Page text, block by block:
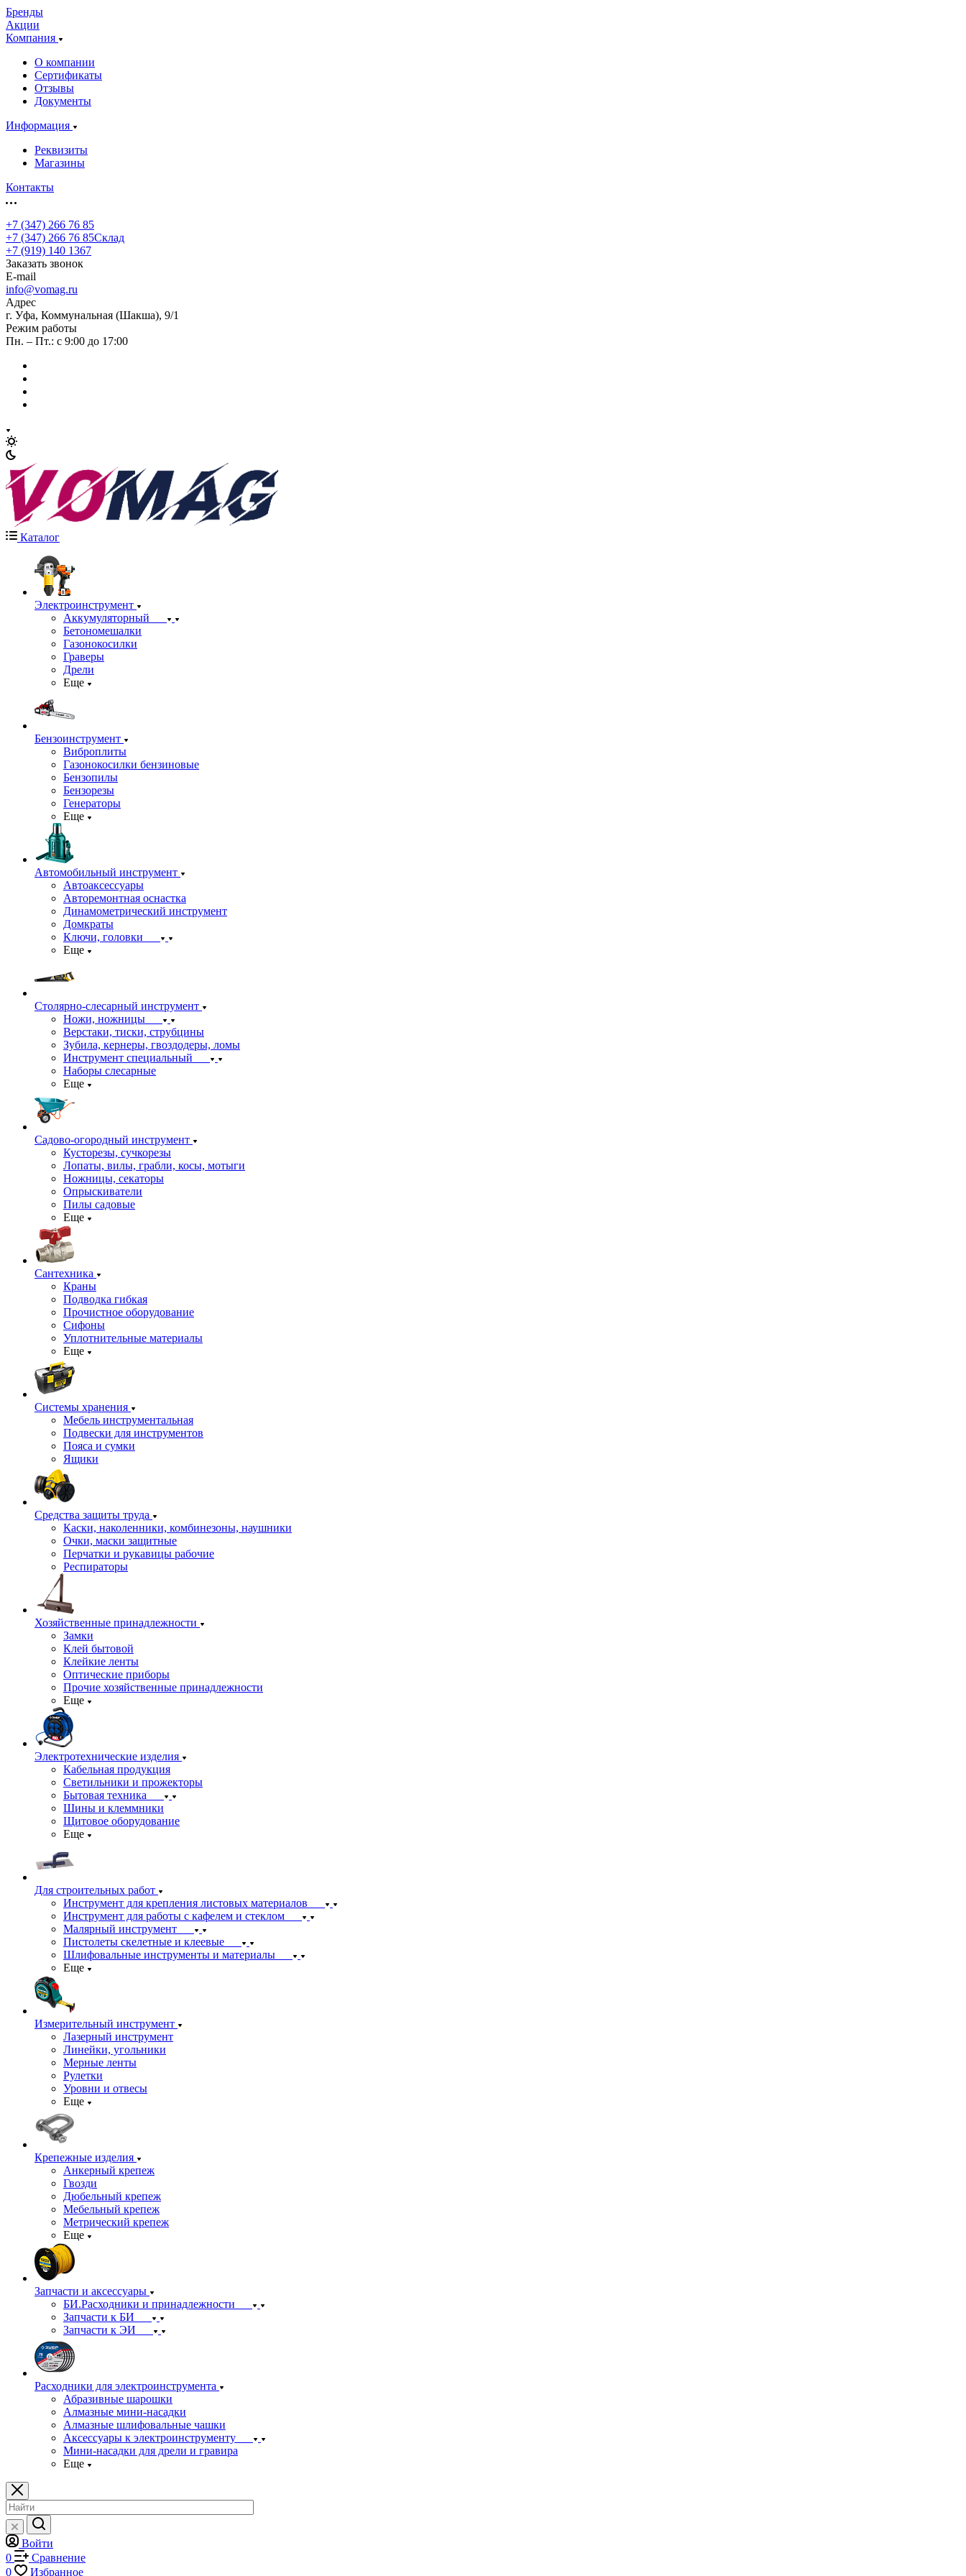
Бренды
Акции
Компания
О компании
Сертификаты
Отзывы
Документы
Информация
Реквизиты
Магазины
Контакты
+7 (347) 266 76 85
+7 (347) 266 76 85Склад
+7 (919) 140 1367
Заказать звонок
E-mail
info@vomag.ru
Адрес
г. Уфа, Коммунальная (Шакша), 9/1
Режим работы
Пн. – Пт.: с 9:00 до 17:00
Каталог
Электроинструмент
Аккумуляторный
Бетономешалки
Газонокосилки
Граверы
Дрели
Еще
Бензоинструмент
Виброплиты
Газонокосилки бензиновые
Бензопилы
Бензорезы
Генераторы
Еще
Автомобильный инструмент
Автоаксессуары
Авторемонтная оснастка
Динамометрический инструмент
Домкраты
Ключи, головки
Еще
Столярно-слесарный инструмент
Ножи, ножницы
Верстаки, тиски, струбцины
Зубила, кернеры, гвоздодеры, ломы
Инструмент специальный
Наборы слесарные
Еще
Садово-огородный инструмент
Кусторезы, сучкорезы
Лопаты, вилы, грабли, косы, мотыги
Ножницы, секаторы
Опрыскиватели
Пилы садовые
Еще
Сантехника
Краны
Подводка гибкая
Прочистное оборудование
Сифоны
Уплотнительные материалы
Еще
Системы хранения
Мебель инструментальная
Подвески для инструментов
Пояса и сумки
Ящики
Средства защиты труда
Каски, наколенники, комбинезоны, наушники
Очки, маски защитные
Перчатки и рукавицы рабочие
Респираторы
Хозяйственные принадлежности
Замки
Клей бытовой
Клейкие ленты
Оптические приборы
Прочие хозяйственные принадлежности
Еще
Электротехнические изделия
Кабельная продукция
Светильники и прожекторы
Бытовая техника
Шины и клеммники
Щитовое оборудование
Еще
Для строительных работ
Инструмент для крепления листовых материалов
Инструмент для работы с кафелем и стеклом
Малярный инструмент
Пистолеты скелетные и клеевые
Шлифовальные инструменты и материалы
Еще
Измерительный инструмент
Лазерный инструмент
Линейки, угольники
Мерные ленты
Рулетки
Уровни и отвесы
Еще
Крепежные изделия
Анкерный крепеж
Гвозди
Дюбельный крепеж
Мебельный крепеж
Метрический крепеж
Еще
Запчасти и аксессуары
БИ.Расходники и принадлежности
Запчасти к БИ
Запчасти к ЭИ
Расходники для электроинструмента
Абразивные шарошки
Алмазные мини-насадки
Алмазные шлифовальные чашки
Аксессуары к электроинструменту
Мини-насадки для дрели и гравира
Еще
Войти
0
Сравнение
0
Избранное